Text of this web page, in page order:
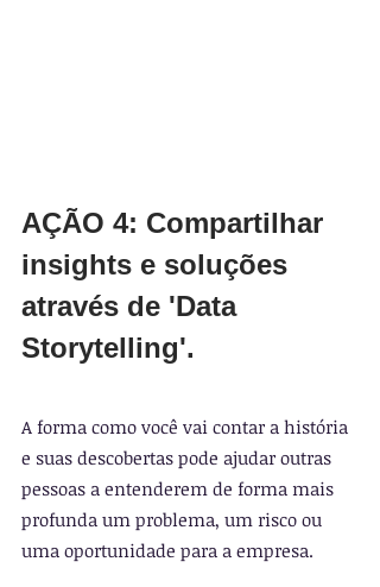
AÇÃO 4: Compartilhar
insights e soluções
através de 'Data
Storytelling'.
A forma como você vai contar a história
e suas descobertas pode ajudar outras
pessoas a entenderem de forma mais
profunda um problema, um risco ou
uma oportunidade para a empresa.